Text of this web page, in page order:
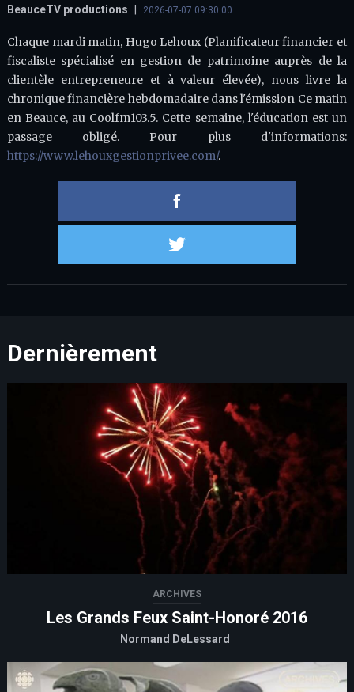
BeauceTV productions 2026-07-07 09:30:00
Chaque mardi matin, Hugo Lehoux (Planificateur financier et
fiscaliste spécialisé en gestion de patrimoine auprès de la
clientèle entrepreneure et à valeur élevée), nous livre la
chronique financière hebdomadaire dans l'émission Ce matin
en Beauce, au Coolfm103.5. Cette semaine, l'éducation est un
passage obligé. Pour plus d'informations:
https://www.lehouxgestionprivee.com/.
Dernièrement
ARCHIVES
Les Grands Feux Saint-Honoré 2016
Normand DeLessard